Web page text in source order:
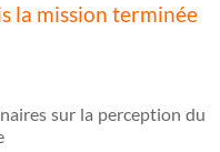
la mission terminée
sur la perception du